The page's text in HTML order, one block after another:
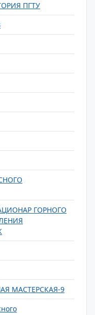
ПГТУ
ГОРНОГО
МАСТЕРСКАЯ-9